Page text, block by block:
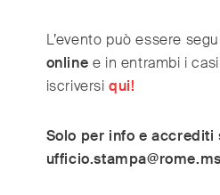
L’evento può essere
online e in entrambi i
iscriversiqui!
Solo per info e accrediti